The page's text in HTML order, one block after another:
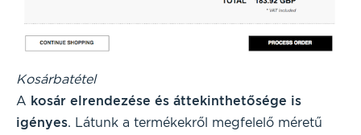
Kosárbatétel
A kosár elrendezése és áttekinthetősége is
igényes. Látunk a termékekről megfelelő méretű